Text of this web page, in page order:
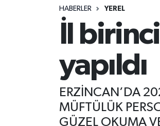
HABERLER YEREL
İl
yapıldı
ERZİNCAN’DA
MÜFTÜLÜK
GÜZEL OKUMA
KÜLTÜR SANAT
Tüm Manşetler
Haber Arşivi